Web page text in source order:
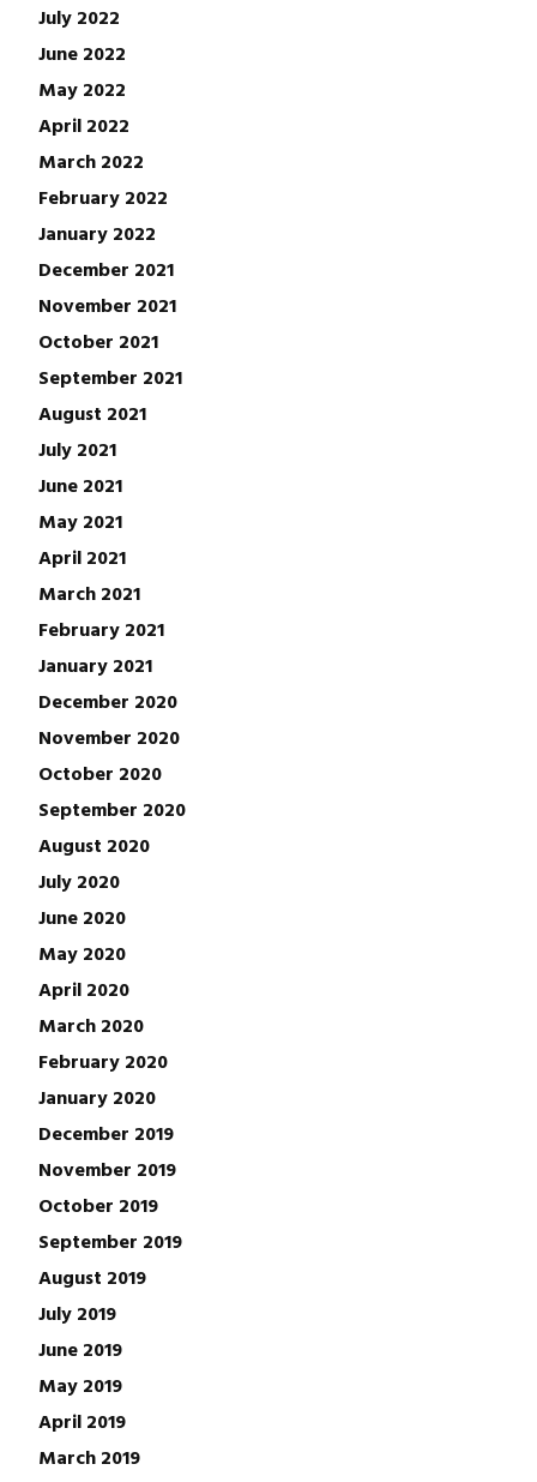
July 2022
June 2022
May 2022
April 2022
March 2022
February 2022
January 2022
December 2021
November 2021
October 2021
September 2021
August 2021
July 2021
June 2021
May 2021
April 2021
March 2021
February 2021
January 2021
December 2020
November 2020
October 2020
September 2020
August 2020
July 2020
June 2020
May 2020
April 2020
March 2020
February 2020
January 2020
December 2019
November 2019
October 2019
September 2019
August 2019
July 2019
June 2019
May 2019
April 2019
March 2019